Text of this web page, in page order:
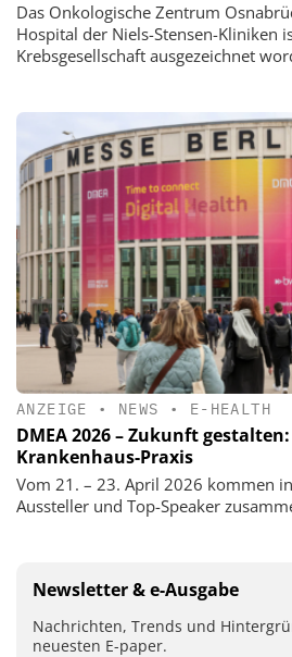
Das Onkologische Zentrum
Hospital der Niels-Stensen-Kliniken
Krebsgesellschaft ausgezeichnet
ANZEIGE • NEWS • E-HEALTH
DMEA 2026 – Zukunft
Krankenhaus-Praxis
Vom 21. – 23. April 2026 kommen
Aussteller und Top-Speaker
Newsletter & e-Ausgabe
Nachrichten, Trends und
neuesten E-paper.